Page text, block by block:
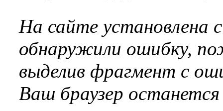
На сайте установлена
обнаружили ошибку,
выделив фрагмент с
Ваш браузер